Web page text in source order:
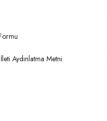
Aydınlatma Metni